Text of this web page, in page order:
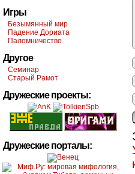
Игры
Безымянный мир
Падение Дориата
Паломничество
Другое
Семинар
Старый Рамот
Дружеские проекты:
Дружеские порталы: